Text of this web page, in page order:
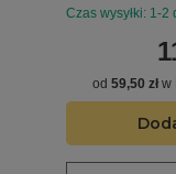
Czas wysyłki: 1-
od 59,50 złw